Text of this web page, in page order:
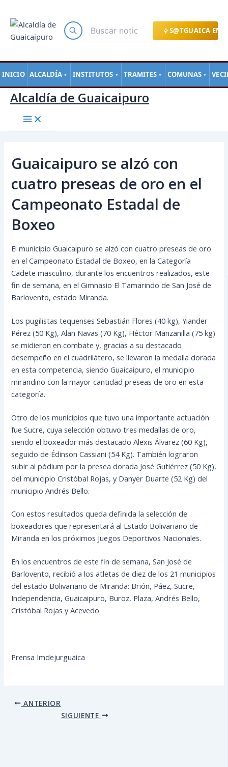
S@TGUAICA EN
INICIO ALCALDÍA ▼ INSTITUTOS ▼ TRAMITES ▼ COMUNAS ▼
contenido
Alcaldía de Guaicaipuro
Guaicaipuro se alzó con
cuatro preseas de oro en el
Campeonato Estadal de
Boxeo
El municipio Guaicaipuro se alzó con cuatro preseas de oro
en el Campeonato Estadal de Boxeo, en la Categoría
Cadete masculino, durante los encuentros realizados, este
fin de semana, en el Gimnasio El Tamarindo de San José de
Barlovento, estado Miranda.
Los pugilistas tequenses Sebastián Flores (40 kg), Yiander
Pérez (50 Kg), Alan Navas (70 Kg), Héctor Manzanilla (75 kg)
se midieron en combate y, gracias a su destacado
desempeño en el cuadrilátero, se llevaron la medalla dorada
en esta competencia, siendo Guaicaipuro, el municipio
mirandino con la mayor cantidad preseas de oro en esta
categoría.
Otro de los municipios que tuvo una importante actuación
fue Sucre, cuya selección obtuvo tres medallas de oro,
siendo el boxeador más destacado Alexis Álvarez (60 Kg),
seguido de Édinson Cassiani (54 Kg). También lograron
subir al pódium por la presea dorada José Gutiérrez (50 Kg),
del municipio Cristóbal Rojas, y Danyer Duarte (52 Kg) del
municipio Andrés Bello.
Con estos resultados queda definida la selección de
boxeadores que representará al Estado Bolivariano de
Miranda en los próximos Juegos Deportivos Nacionales.
En los encuentros de este fin de semana, San José de
Barlovento, recibió a los atletas de diez de los 21 municipios
del estado Bolivariano de Miranda: Brión, Páez, Sucre,
Independencia, Guaicaipuro, Buroz, Plaza, Andrés Bello,
Cristóbal Rojas y Acevedo.
Prensa Imdejurguaica
de
entradas
ANTERIOR
SIGUIENTE